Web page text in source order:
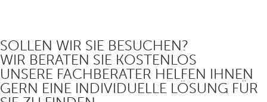
SOLLEN WIR SIE BESUCHEN?
WIR BERATEN SIE KOSTENLOS
UNSERE FACHBERATER HELFEN IHNEN
GERN EINE INDIVIDUELLE LÖSUNG FÜR